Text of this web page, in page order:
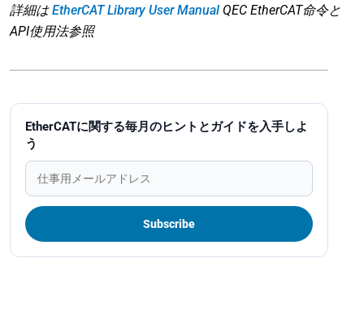
EtherCATに関する毎月のヒントとガイドを入手しよ
う
詳細はEtherCAT Library User Manual QEC EtherCAT命令と
API使用法参照